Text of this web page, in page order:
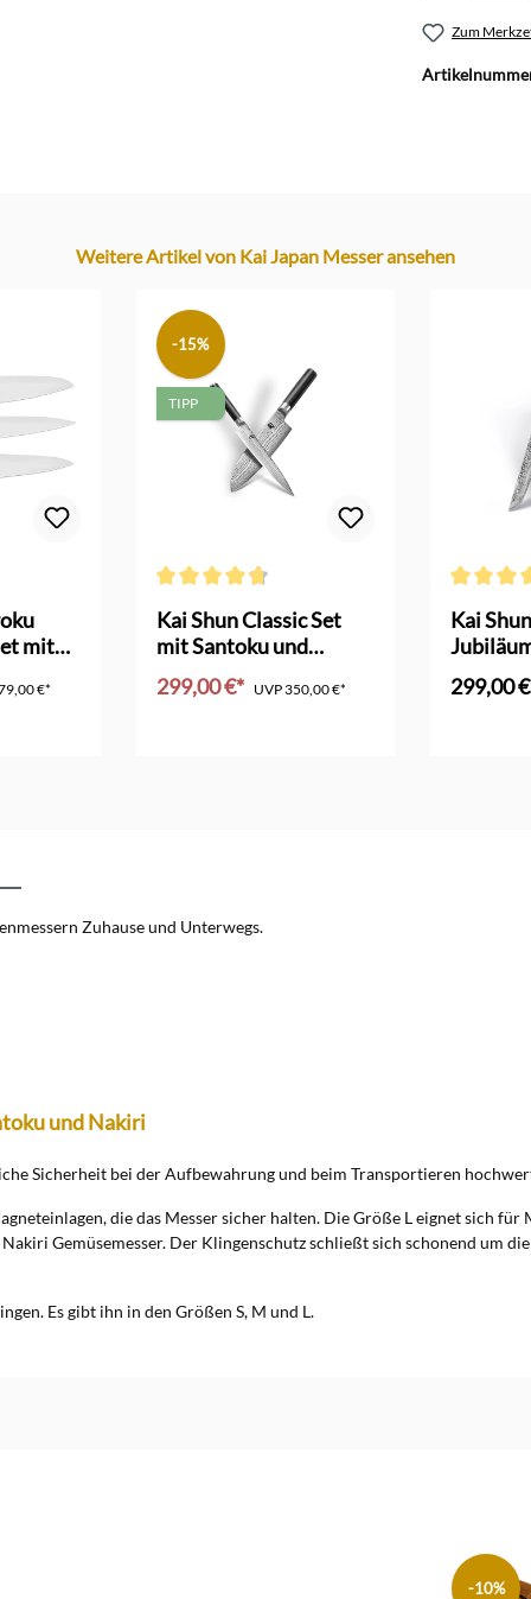
Zum
Weitere Artikel von Kai Japan Messer ansehen
mit
€*
-15%
TIPP
Kai Shun Classic Set
mit Santoku und
Allzweckmesser
299,00 €* UVP350,00 €*
Kai
ltd.
299,00
Zuhause und Unterwegs.
und Nakiri
Sicherheit bei der Aufbewahrung und beim Transportieren
die das Messer sicher halten. Die Größe L eignet sich
Gemüsemesser. Der Klingenschutz schließt sich schonend um
Es gibt ihn in den Größen S, M und L.
-10%